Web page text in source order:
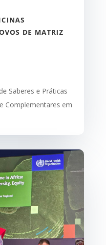
DE MATRIZ
Saberes e Práticas
Complementares em